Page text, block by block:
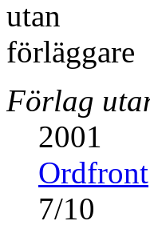
Förlag
2001
Ordfront
7/10